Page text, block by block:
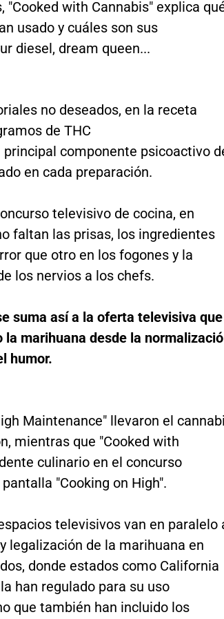
"Cooked with Cannabis" explica
usado y cuáles son sus
diesel, dream queen...
no deseados, en la receta
de THC
componente psicoactivo
en cada preparación.
televisivo de cocina, en
faltan las prisas, los ingredientes
que otro en los fogones y la
los nervios a los chefs.
suma así a la oferta televisiva que
marihuana desde la
humor.
Maintenance" llevaron el
mientras que "Cooked with
culinario en el concurso
"Cooking on High".
televisivos van en paralelo
legalización de la marihuana en
donde estados como California
han regulado para su uso
que también han incluido los